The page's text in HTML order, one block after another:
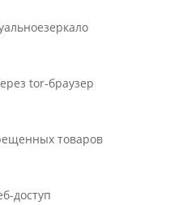
tor-браузер
товаров
доступ